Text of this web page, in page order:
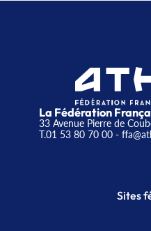
La Fédération
33 Avenue Pierre de
T.01 53 80 70 00-
Sites